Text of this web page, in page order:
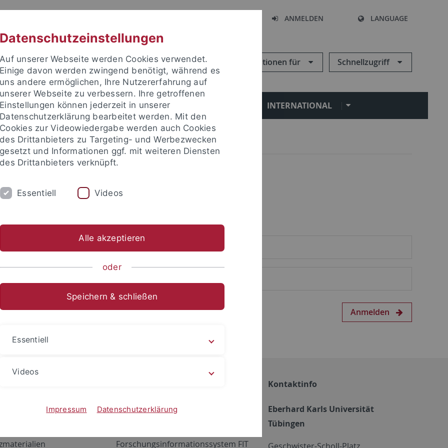
ANMELDEN LANGUAGE
Informationen für Schnellzugriff
FORSCHUNG EINRICHTUNGEN INTERNATIONAL
um sich anzumelden:
Anmelden
Netzwerk
ALMA
Forschungsinformationssystem FIT
Kontaktinfo
Eberhard Karls Universität
Tübingen
Datenschutzeinstellungen
Auf unserer Webseite werden Cookies verwendet.
Einige davon werden zwingend benötigt, während es
uns andere ermöglichen, Ihre Nutzererfahrung auf
unserer Webseite zu verbessern. Ihre getroffenen
Einstellungen können jederzeit in unserer
Datenschutzerklärung bearbeitet werden. Mit den
Cookies zur Videowiedergabe werden auch Cookies
des Drittanbieters zu Targeting- und Werbezwecken
gesetzt und Informationen ggf. mit weiteren Diensten
des Drittanbieters verknüpft.
Essentiell Videos
Alle akzeptieren
oder
Speichern & schließen
Essentiell
Videos
Impressum Datenschutzerklärung